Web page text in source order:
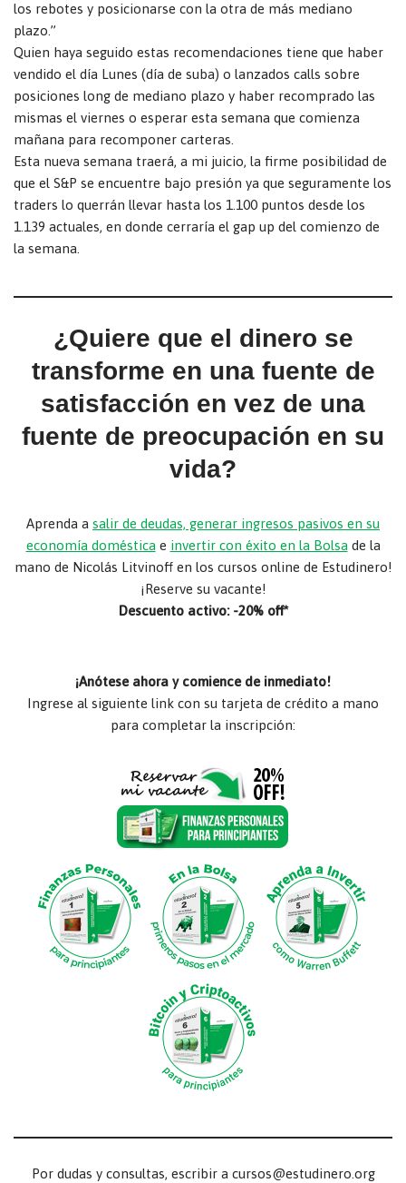
los rebotes y posicionarse con la otra de más mediano
plazo.”
Quien haya seguido estas recomendaciones tiene que haber
vendido el día Lunes (día de suba) o lanzados calls sobre
posiciones long de mediano plazo y haber recomprado las
mismas el viernes o esperar esta semana que comienza
mañana para recomponer carteras.
Esta nueva semana traerá, a mi juicio, la firme posibilidad de
que el S&P se encuentre bajo presión ya que seguramente los
traders lo querrán llevar hasta los 1.100 puntos desde los
1.139 actuales, en donde cerraría el gap up del comienzo de
la semana.
¿Quiere que el dinero se
transforme en una fuente de
satisfacción en vez de una
fuente de preocupación en su
vida?
Aprenda a salir de deudas, generar ingresos pasivos en su
economía doméstica e invertir con éxito en la Bolsa de la
mano de Nicolás Litvinoff en los cursos online de Estudinero!
¡Reserve su vacante!
Descuento activo: -20% off*
¡Anótese ahora y comience de inmediato!
Ingrese al siguiente link con su tarjeta de crédito a mano
para completar la inscripción:
Por dudas y consultas, escribir a cursos@estudinero.org